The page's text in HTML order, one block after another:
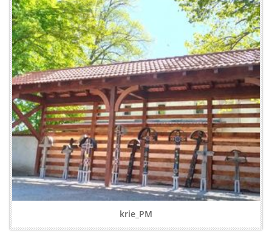
krie_PM